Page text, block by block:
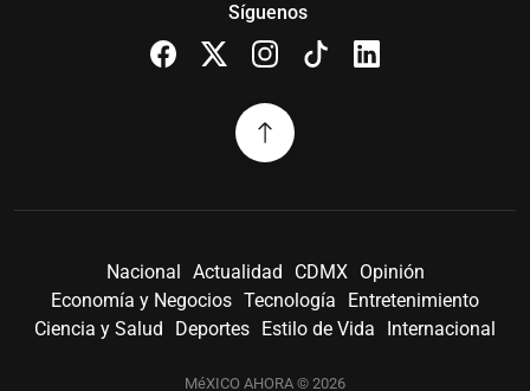
Síguenos
Nacional Actualidad CDMX
Opinión
Economía y Negocios Tecnología
Entretenimiento
Ciencia y Salud
Deportes Estilo de Vida Internacional
MéXICO AHORA © 2026